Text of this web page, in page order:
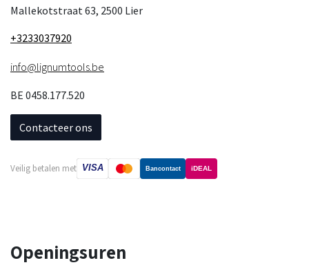
Mallekotstraat 63, 2500 Lier
+3233037920
info@lignumtools.be
BE 0458.177.520
Contacteer ons
Veilig betalen met VISA Bancontact iDEAL
Openingsuren